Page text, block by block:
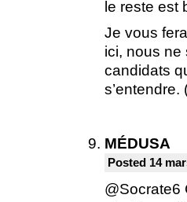
le reste est
Je vous
ici, nous
candidats
s’entendre.
MÉDUSA
Posted 14
@Socrate6